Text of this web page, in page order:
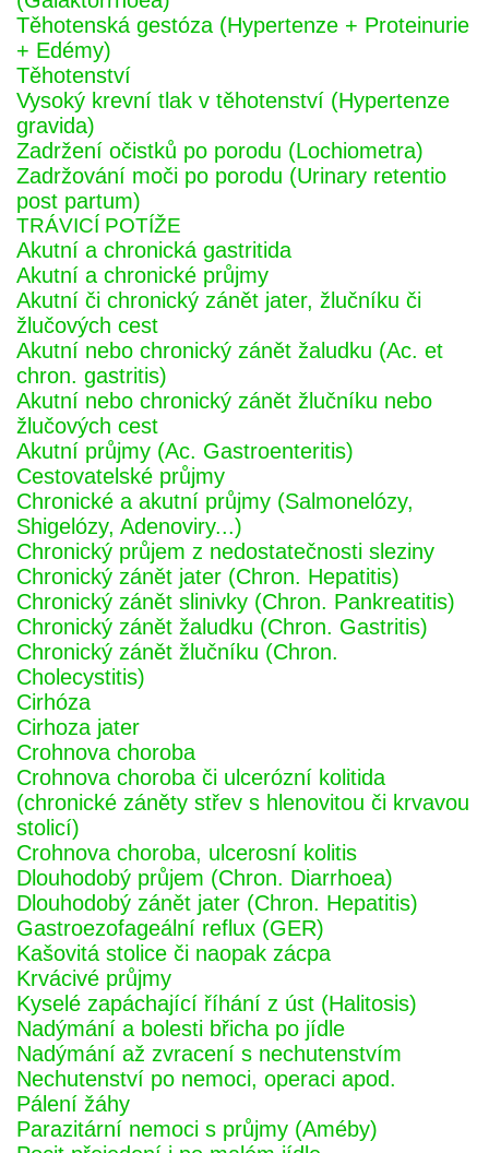
Těhotenská gestóza (Hypertenze + Proteinurie
+ Edémy)
Těhotenství
Vysoký krevní tlak v těhotenství (Hypertenze
gravida)
Zadržení očistků po porodu (Lochiometra)
Zadržování moči po porodu (Urinary retentio
post partum)
TRÁVICÍ POTÍŽE
Akutní a chronická gastritida
Akutní a chronické průjmy
Akutní či chronický zánět jater, žlučníku či
žlučových cest
Akutní nebo chronický zánět žaludku (Ac. et
chron. gastritis)
Akutní nebo chronický zánět žlučníku nebo
žlučových cest
Akutní průjmy (Ac. Gastroenteritis)
Cestovatelské průjmy
Chronické a akutní průjmy (Salmonelózy,
Shigelózy, Adenoviry...)
Chronický průjem z nedostatečnosti sleziny
Chronický zánět jater (Chron. Hepatitis)
Chronický zánět slinivky (Chron. Pankreatitis)
Chronický zánět žaludku (Chron. Gastritis)
Chronický zánět žlučníku (Chron.
Cholecystitis)
Cirhóza
Cirhoza jater
Crohnova choroba
Crohnova choroba či ulcerózní kolitida
(chronické záněty střev s hlenovitou či krvavou
stolicí)
Crohnova choroba, ulcerosní kolitis
Dlouhodobý průjem (Chron. Diarrhoea)
Dlouhodobý zánět jater (Chron. Hepatitis)
Gastroezofageální reflux (GER)
Kašovitá stolice či naopak zácpa
Krvácivé průjmy
Kyselé zapáchající říhání z úst (Halitosis)
Nadýmání a bolesti břicha po jídle
Nadýmání až zvracení s nechutenstvím
Nechutenství po nemoci, operaci apod.
Pálení žáhy
Parazitární nemoci s průjmy (Améby)